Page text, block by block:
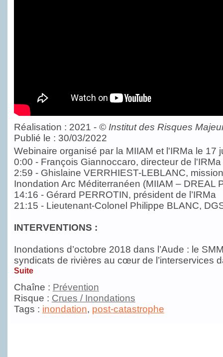
Réalisation : 2021 - © Institut des Risques
Publié le : 30/03/2022
Webinaire organisé par la MIIAM et l'IRMa le 17
0:00 - François Giannoccaro, directeur de l'IRMa
2:59 - Ghislaine VERRHIEST-LEBLANC,
Inondation Arc Méditerranéen (MIIAM – DREAL
14:16 - Gérard PERROTIN, président de l’IRMa
21:15 - Lieutenant-Colonel Philippe BLANC,
INTERVENTIONS :
Inondations d’octobre 2018 dans l’Aude : le
syndicats de rivières au cœur de l’interservices
Suite
Chaîne : Prévention
Risque : Crues / Inondations
Tags : inondation, post-catastrophe